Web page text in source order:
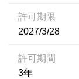
許可期限
2027/3/28
許可期間
3年